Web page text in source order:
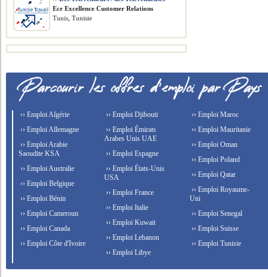
Ecr Excellence Customer Relations
Tunis, Tunisie
›› Emploi Algérie
›› Emploi Allemagne
›› Emploi Arabie
Saoudite KSA
›› Emploi Australie
›› Emploi Belgique
›› Emploi Bénin
›› Emploi Cameroun
›› Emploi Canada
›› Emploi Côte d'Ivoire
›› Emploi Djibouti
›› Emploi Émirats
Arabes Unis UAE
›› Emploi Espagne
›› Emploi États-Unis
USA
›› Emploi France
›› Emploi Italie
›› Emploi Kuwait
›› Emploi Lebanon
›› Emploi Libye
›› Emploi Maroc
›› Emploi Mauritanie
›› Emploi Oman
›› Emploi Poland
›› Emploi Qatar
›› Emploi Royaume-
Uni
›› Emploi Senegal
›› Emploi Suisse
›› Emploi Tunisie